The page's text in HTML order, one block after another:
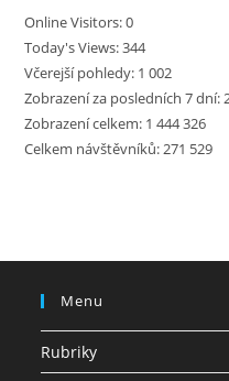
Online Visitors:0
Today's Views:344
Včerejší pohledy: 1 002
Zobrazení za posledních 7 dní:
Zobrazení celkem: 1 444 326
Celkem návštěvníků:271 529
Menu
Rubriky